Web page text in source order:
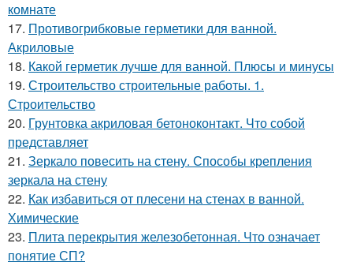
комнате
17. Противогрибковые герметики для ванной.
Акриловые
18. Какой герметик лучше для ванной. Плюсы и минусы
19. Строительство строительные работы. 1.
Строительство
20. Грунтовка акриловая бетоноконтакт. Что собой
представляет
21. Зеркало повесить на стену. Способы крепления
зеркала на стену
22. Как избавиться от плесени на стенах в ванной.
Химические
23. Плита перекрытия железобетонная. Что означает
понятие СП?